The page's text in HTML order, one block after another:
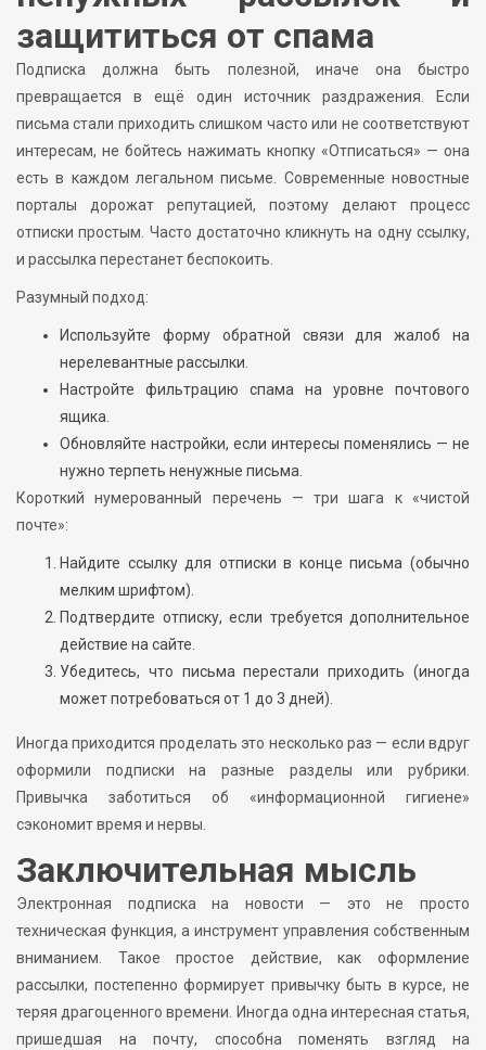
защититься от спама
Подписка должна быть полезной, иначе она быстро
превращается в ещё один источник раздражения. Если
письма стали приходить слишком часто или не соответствуют
интересам, не бойтесь нажимать кнопку «Отписаться» — она
есть в каждом легальном письме. Современные новостные
порталы дорожат репутацией, поэтому делают процесс
отписки простым. Часто достаточно кликнуть на одну ссылку,
и рассылка перестанет беспокоить.
Разумный подход:
Используйте форму обратной связи для жалоб на
нерелевантные рассылки.
Настройте фильтрацию спама на уровне почтового
ящика.
Обновляйте настройки, если интересы поменялись — не
нужно терпеть ненужные письма.
Короткий нумерованный перечень — три шага к «чистой
почте»:
Найдите ссылку для отписки в конце письма (обычно
мелким шрифтом).
Подтвердите отписку, если требуется дополнительное
действие на сайте.
Убедитесь, что письма перестали приходить (иногда
может потребоваться от 1 до 3 дней).
Иногда приходится проделать это несколько раз — если вдруг
оформили подписки на разные разделы или рубрики.
Привычка заботиться об «информационной гигиене»
сэкономит время и нервы.
Заключительная мысль
Электронная подписка на новости — это не просто
техническая функция, а инструмент управления собственным
вниманием. Такое простое действие, как оформление
рассылки, постепенно формирует привычку быть в курсе, не
теряя драгоценного времени. Иногда одна интересная статья,
пришедшая на почту, способна поменять взгляд на